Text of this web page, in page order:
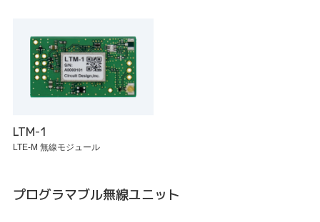
LTM-1
LTE-M 無線モジュール
プログラマブル無線ユニット